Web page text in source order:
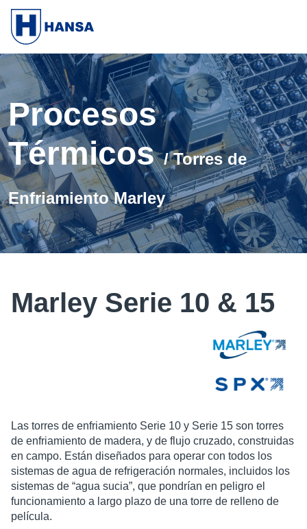
Procesos
Térmicos/ Torres de
Enfriamiento Marley
Marley Serie 10 & 15
Las torres de enfriamiento Serie 10 y Serie 15 son torres
de enfriamiento de madera, y de flujo cruzado, construidas
en campo. Están diseñados para operar con todos los
sistemas de agua de refrigeración normales, incluidos los
sistemas de “agua sucia”, que pondrían en peligro el
funcionamiento a largo plazo de una torre de relleno de
película.